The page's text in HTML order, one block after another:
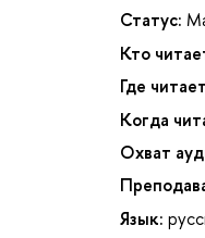
Статус:
Кто
Где
Когда
Охват
Язык: